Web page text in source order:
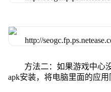
方法二：如果游戏中心
apk安装，将电脑里面的应用